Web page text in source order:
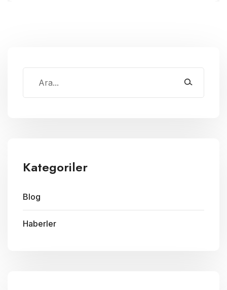
Kategoriler
Blog
Haberler